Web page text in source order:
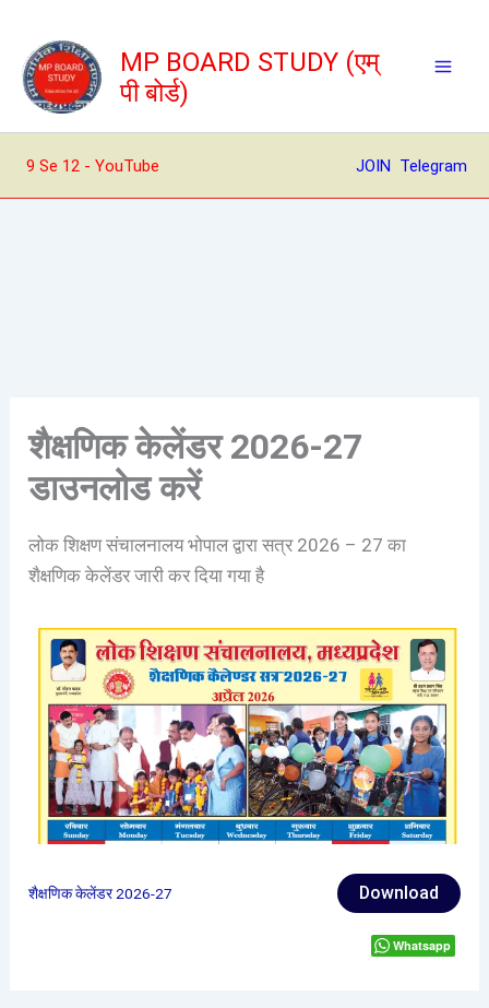
content
MP BOARD STUDY (एम्
पी बोर्ड)
9 Se 12 - YouTube JOIN Telegram
शैक्षणिक केलेंडर 2026-27
डाउनलोड करें
लोक शिक्षण संचालनालय भोपाल द्वारा सत्र 2026 – 27 का
शैक्षणिक केलेंडर जारी कर दिया गया है
शैक्षणिक केलेंडर 2026-27 Download
Whatsapp